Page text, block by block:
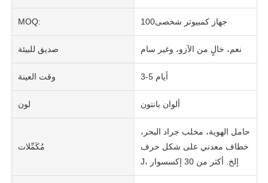
MOQ: جهاز كمبيوتر شخصى100
صديق للبيئة نعم، خالٍ من الآزو، وغير سام
وقت العينة 3-5 أيام
لون ألوان بانتون
مُكَمِّلات
حامل الهوية، مخلب جراد البحر،
خطاف معدني على شكل حرف
J، إلخ. أكثر من 30 إكسسوار